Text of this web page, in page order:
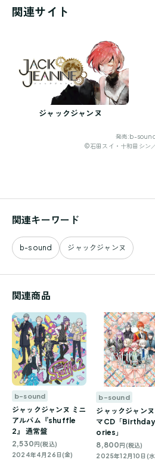
関連サイト
ジャックジャンヌ
発売:b-
©石田スイ・十和田シ
関連キーワード
b-sound ジャックジャンヌ
関連商品
b-sound
ジャックジャンヌ ミニ
アルバム『shuffle
2』 通常盤
2,530円(税込)
2024年4月26日(金)
b-sound
ジャックジャンヌ
マCD「
ories」
8,800円(税込)
2025年12月10日(